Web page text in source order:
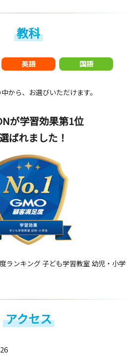
教科
英語 国語
から、お選びいただけます。
が学習効果第1位
ばれました！
ランキング 子ども学習教室 幼児・小学
アクセス